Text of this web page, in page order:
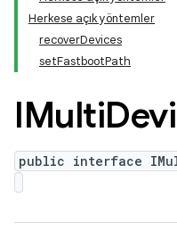
Herkese açık yöntemler
recoverDevices
setFastbootPath
IMulti
public interface